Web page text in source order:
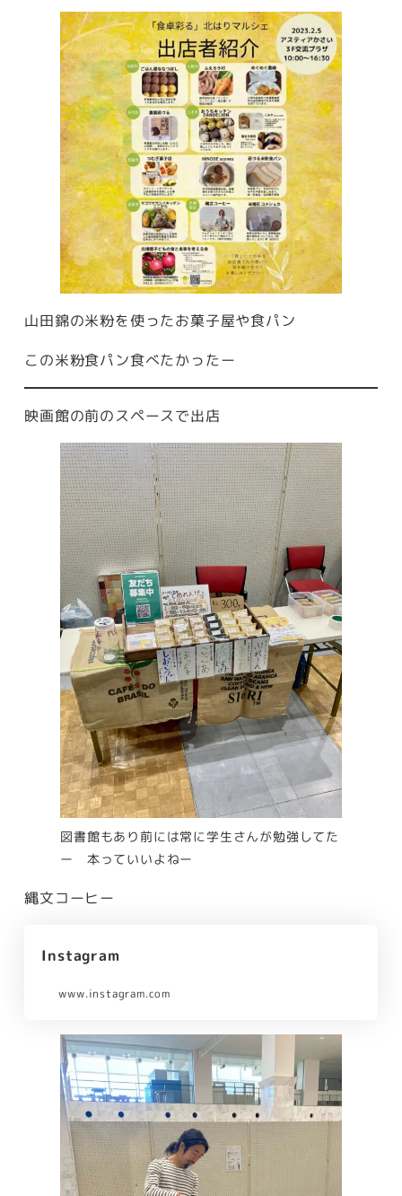
山田錦の米粉を使ったお菓子屋や食パン
この米粉食パン食べたかったー
映画館の前のスペースで出店
図書館もあり前には常に学生さんが勉強してた
ー 本っていいよねー
縄文コーヒー
Instagram
www.instagram.com